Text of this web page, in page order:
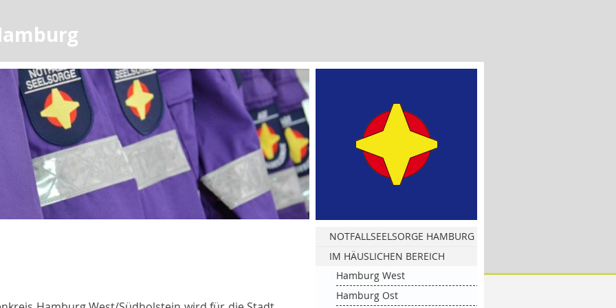
NOTFALLSEELSORGE HAMBURG
Informationsmaterial
IM HÄUSLICHEN BEREICH
Hamburg West
Hamburg Ost